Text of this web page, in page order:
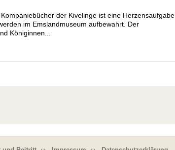
der Kivelinge ist eine Herzensaufgabe
im Emslandmuseum aufbewahrt. Der
Königinnen...